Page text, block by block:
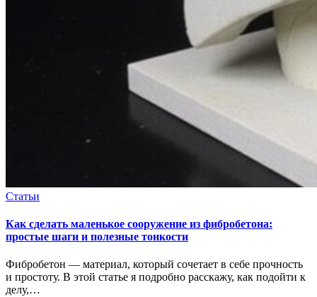
Статьи
Как сделать маленькое сооружение из фибробетона:
простые шаги и полезные тонкости
Фибробетон — материал, который сочетает в себе прочность
и простоту. В этой статье я подробно расскажу, как подойти к
делу,…